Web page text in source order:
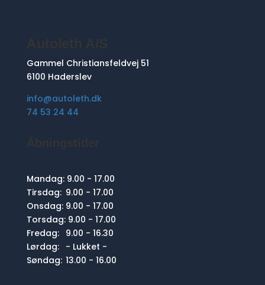
Gammel Christiansfeldvej 51
6100 Haderslev
info@autoleth.dk
74 53 24 44
Mandag:9.00 - 17.00
Tirsdag: 9.00 - 17.00
Onsdag:9.00 - 17.00
Torsdag:9.00 - 17.00
Fredag:
9.00 - 16.30
Lørdag:
- Lukket -
Søndag: 13.00 - 16.00